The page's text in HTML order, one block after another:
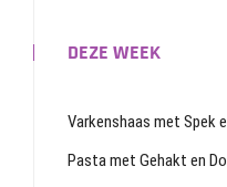
DEZE WEEK
Varkenshaas met Spek
Pasta met Gehakt en